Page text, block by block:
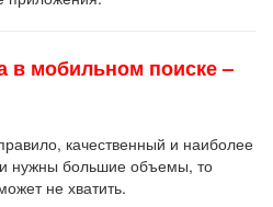
в мобильном поиске –
качественный и наиболее
нужны большие объемы, то
не хватить.